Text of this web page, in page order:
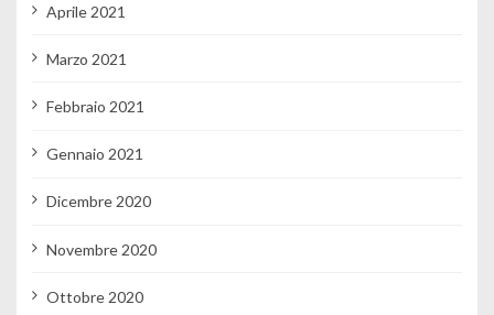
Aprile 2021
Marzo 2021
Febbraio 2021
Gennaio 2021
Dicembre 2020
Novembre 2020
Ottobre 2020